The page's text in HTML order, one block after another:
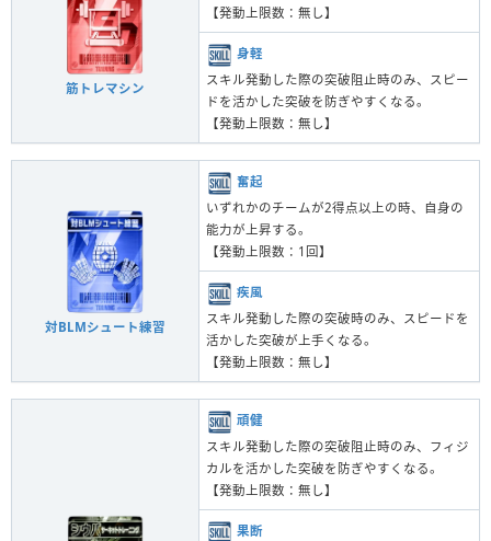
筋トレマシン
【発動上限数：無し】
身軽
スキル発動した際の突破阻止時のみ、スピー
ドを活かした突破を防ぎやすくなる。
【発動上限数：無し】
対BLMシュート練習
奮起
いずれかのチームが2得点以上の時、自身の
能力が上昇する。
【発動上限数：1回】
疾風
スキル発動した際の突破時のみ、スピードを
活かした突破が上手くなる。
【発動上限数：無し】
頑健
スキル発動した際の突破阻止時のみ、フィジ
カルを活かした突破を防ぎやすくなる。
【発動上限数：無し】
果断